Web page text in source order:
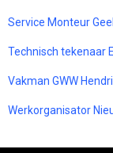
Service Monteur
Technisch tekenaar
Vakman GWW
Werkorganisator